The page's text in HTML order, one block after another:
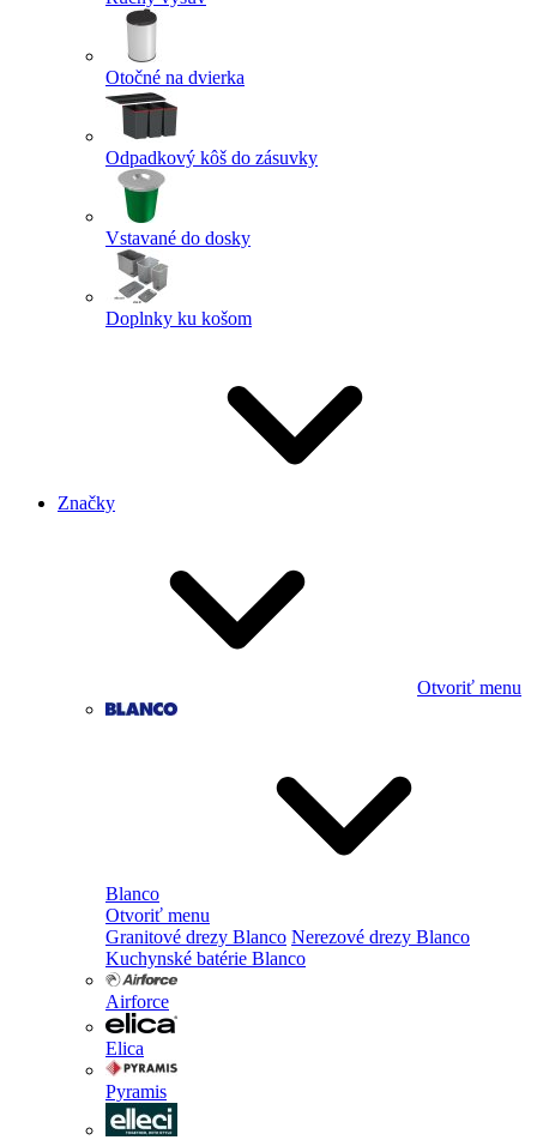
Otočné na dvierka
Odpadkový kôš do zásuvky
Vstavané do dosky
Doplnky ku košom
Značky
Otvoriť menu
Blanco
Otvoriť menu
Granitové drezy Blanco Nerezové drezy Blanco
Kuchynské batérie Blanco
Airforce
Elica
Pyramis